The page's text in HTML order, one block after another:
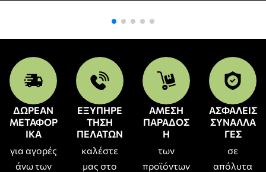
ΔΩΡΕΑΝ
ΜΕΤΑΦΟΡ
ΙΚΑ
για αγορές
άνω των
ΕΞΥΠΗΡΕ
ΤΗΣΗ
ΠΕΛΑΤΩΝ
καλέστε
μας στο
ΑΜΕΣΗ
ΠΑΡΑΔΟΣ
Η
των
προϊόντων
ΑΣΦΑΛΕΙΣ
ΣΥΝΑΛΛΑ
ΓΕΣ
σε
απόλυτα